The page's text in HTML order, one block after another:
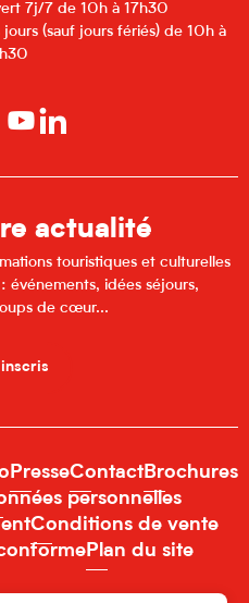
7j/7 de 10h à 17h30
(sauf jours fériés) de 10h à
actualité
touristiques et culturelles
événements, idées séjours,
de cœur...
PresseContactBrochures
personnelles
Conditions de vente
Plan du site